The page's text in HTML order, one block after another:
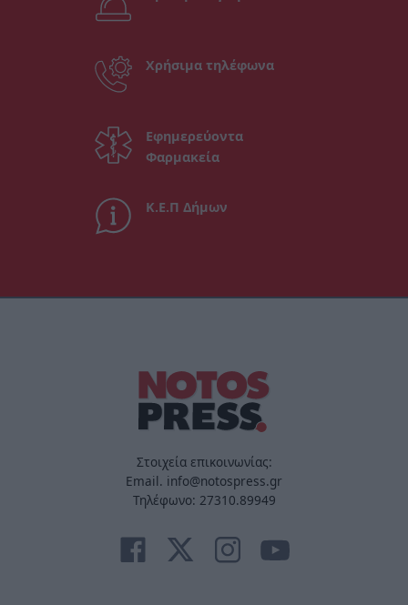
Χρήσιμα τηλέφωνα
Εφημερεύοντα
Φαρμακεία
Κ.Ε.Π Δήμων
Στοιχεία επικοινωνίας:
Email. info@notospress.gr
Τηλέφωνο: 27310.89949